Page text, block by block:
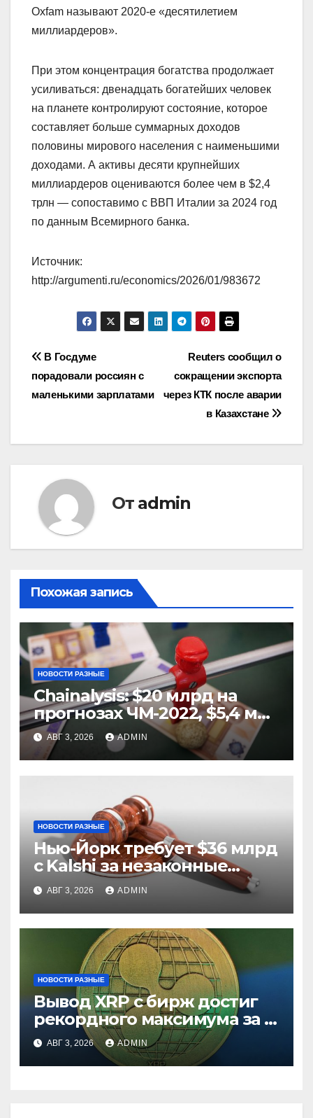
Oxfam называют 2020-е «десятилетием
миллиардеров».
При этом концентрация богатства продолжает
усиливаться: двенадцать богатейших человек
на планете контролируют состояние, которое
составляет больше суммарных доходов
половины мирового населения с наименьшими
доходами. А активы десяти крупнейших
миллиардеров оцениваются более чем в $2,4
трлн — сопоставимо с ВВП Италии за 2024 год
по данным Всемирного банка.
Источник:
http://argumenti.ru/economics/2026/01/983672
Навигация
по
Reuters сообщил о
сокращении экспорта
через КТК после аварии
в Казахстане
В Госдуме
порадовали россиян с
маленькими зарплатами
От admin
Похожая запись
НОВОСТИ РАЗНЫЕ
Chainalysis: $20 млрд на
прогнозах ЧМ-2022, $5,4 млн
из них незаконные
АВГ 3, 2026 ADMIN
НОВОСТИ РАЗНЫЕ
Нью-Йорк требует $36 млрд
с Kalshi за незаконные
ставки
АВГ 3, 2026 ADMIN
НОВОСТИ РАЗНЫЕ
Вывод XRP с бирж достиг
рекордного максимума за 5
летАВГ 3, 2026 ADMIN